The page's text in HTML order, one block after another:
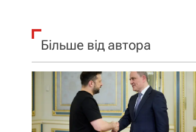
Більше від автора